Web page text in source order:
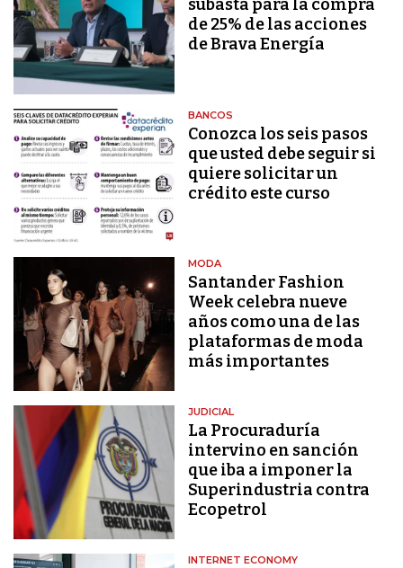
subasta para la compra
de 25% de las acciones
de Brava Energía
BANCOS
Conozca los seis pasos
que usted debe seguir si
quiere solicitar un
crédito este curso
MODA
Santander Fashion
Week celebra nueve
años como una de las
plataformas de moda
más importantes
JUDICIAL
La Procuraduría
intervino en sanción
que iba a imponer la
Superindustria contra
Ecopetrol
INTERNET ECONOMY